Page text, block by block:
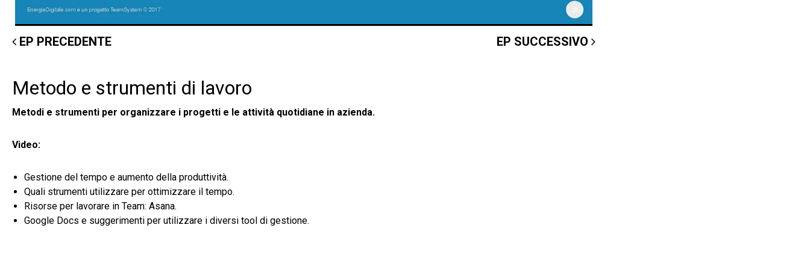
EP PRECEDENTE EP SUCCESSIVO
Metodo e strumenti di lavoro
Metodi e strumenti per organizzare i progetti e le attività quotidiane in azienda.
Video:
Gestione del tempo e aumento della produttività.
Quali strumenti utilizzare per ottimizzare il tempo.
Risorse per lavorare in Team: Asana.
Google Docs e suggerimenti per utilizzare i diversi tool di gestione.